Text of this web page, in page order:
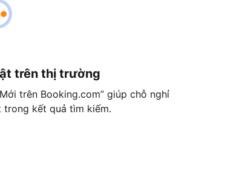
trên thị trường
trên Booking.com” giúp chỗ nghỉ
trong kết quả tìm kiếm.